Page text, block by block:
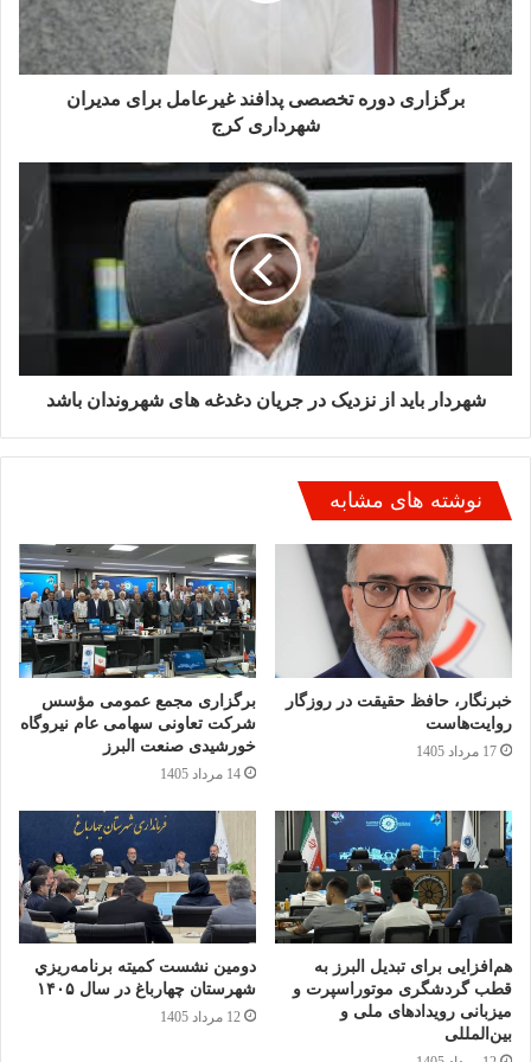
متأسفانه در کشور ما یارانه‌ها تنها به پروازهای مسافری اختصاص
یافته‌اند. این در حالی است که بخش بار هوایی، به‌عنوان حوزه‌ای
استراتژیک، از این حمایت‌ها بی‌نصیب مانده است.»
حسنلو خواستار هماهنگی دستگاه‌های مرتبط برای تخصیص یارانه به
بخش بار هوایی شد و افزود:«امروز به‌عنوان متولیان این حوزه
موظفیم شرایط فعالیت را برای بخش خصوصی که با اعتماد به
نهادهای حاکمیتی وارد این عرصه شده‌اند، تسهیل کنیم.»
برگزاری دوره تخصصی پدافند غیرعامل برای مدیران
شهرداری کرج
شهردار باید از نزدیک در جریان دغدغه های شهروندان باشد
نوشته های مشابه
خبرنگار، حافظ حقیقت در روزگار
روایت‌هاست
17 مرداد 1405
برگزاری مجمع عمومی مؤسس
شرکت تعاونی سهامی عام نیروگاه
خورشیدی صنعت البرز
14 مرداد 1405
هم‌افزایی برای تبدیل البرز به
قطب گردشگری موتوراسپرت و
میزبانی رویدادهای ملی و
بین‌المللی
دومين نشست كميته برنامه‌ريزي
شهرستان چهارباغ در سال ۱۴۰۵
12 مرداد 1405